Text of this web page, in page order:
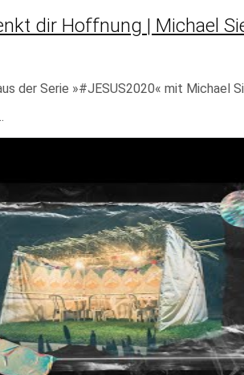
dir Hoffnung | Michael
der Serie »#JESUS2020« mit Michael